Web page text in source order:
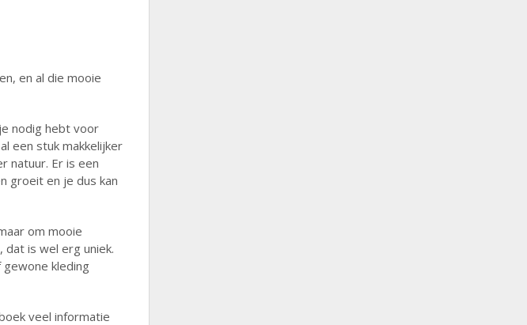
en al die mooie
nodig hebt voor
een stuk makkelijker
natuur. Er is een
groeit en je dus kan
om mooie
dat is wel erg uniek.
gewone kleding
veel informatie